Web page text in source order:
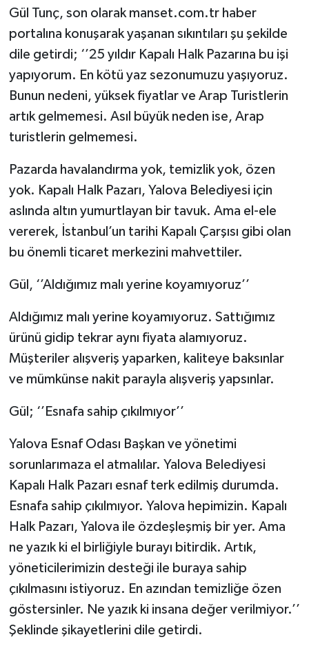
Gül Tunç, son olarak manset.com.tr haber
portalına konuşarak yaşanan sıkıntıları şu şekilde
dile getirdi; ‘’25 yıldır Kapalı Halk Pazarına bu işi
yapıyorum. En kötü yaz sezonumuzu yaşıyoruz.
Bunun nedeni, yüksek fiyatlar ve Arap Turistlerin
artık gelmemesi. Asıl büyük neden ise, Arap
turistlerin gelmemesi.
Pazarda havalandırma yok, temizlik yok, özen
yok. Kapalı Halk Pazarı, Yalova Belediyesi için
aslında altın yumurtlayan bir tavuk. Ama el-ele
vererek, İstanbul’un tarihi Kapalı Çarşısı gibi olan
bu önemli ticaret merkezini mahvettiler.
Gül, ‘’Aldığımız malı yerine koyamıyoruz’’
Aldığımız malı yerine koyamıyoruz. Sattığımız
ürünü gidip tekrar aynı fiyata alamıyoruz.
Müşteriler alışveriş yaparken, kaliteye baksınlar
ve mümkünse nakit parayla alışveriş yapsınlar.
Gül; ‘’Esnafa sahip çıkılmıyor’’
Yalova Esnaf Odası Başkan ve yönetimi
sorunlarımaza el atmalılar. Yalova Belediyesi
Kapalı Halk Pazarı esnaf terk edilmiş durumda.
Esnafa sahip çıkılmıyor. Yalova hepimizin. Kapalı
Halk Pazarı, Yalova ile özdeşleşmiş bir yer. Ama
ne yazık ki el birliğiyle burayı bitirdik. Artık,
yöneticilerimizin desteği ile buraya sahip
çıkılmasını istiyoruz. En azından temizliğe özen
göstersinler. Ne yazık ki insana değer verilmiyor.’’
Şeklinde şikayetlerini dile getirdi.